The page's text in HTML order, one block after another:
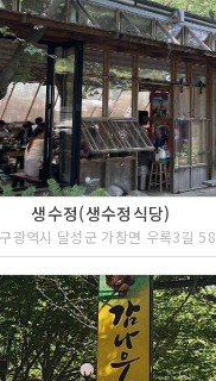
생수정(생수정식당)
광역시 달성군 가창면 우록3길 58